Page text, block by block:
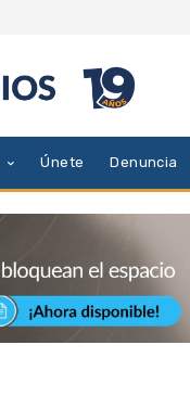
Únete Denuncia